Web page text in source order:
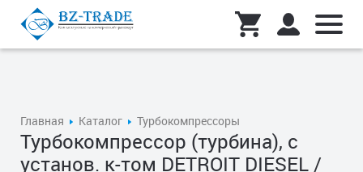
Главная Каталог Турбокомпрессоры
Турбокомпрессор (турбина), с
установ. к-том DETROIT DIESEL /